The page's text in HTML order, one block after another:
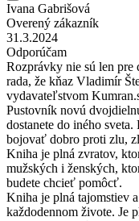
Ivana Gabrišová
Overený zákazník
31.3.2024
Odporúčam
Rozprávky nie sú len pre
rada, že kňaz Vladimír
vydavateľstvom
Pustovník novú
dostanete do iného
bojovať dobro proti zlu,
Kniha je plná zvratov,
mužských i ženských,
budete chcieť pomôcť.
Kniha je plná tajomstiev
každodennom živote. Je